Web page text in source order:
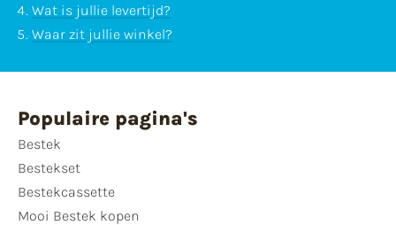
Wat is jullie levertijd?
Waar zit jullie winkel?
Populaire pagina's
Bestek
Bestekset
Bestekcassette
Mooi Bestek kopen